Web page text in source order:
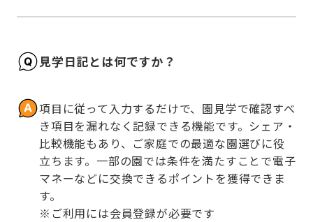
見学日記とは何ですか？
項目に従って入力するだけで、園見学で確認すべ
き項目を漏れなく記録できる機能です。シェア・
比較機能もあり、ご家庭での最適な園選びに役
立ちます。一部の園では条件を満たすことで電子
マネーなどに交換できるポイントを獲得できま
す。
※ご利用には会員登録が必要です